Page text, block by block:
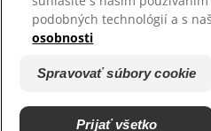
Pravidlá
Zásady ochrany osobných
podobných technológií a s
osobnosti
Spravovať súbory cookie
Prijať všetko